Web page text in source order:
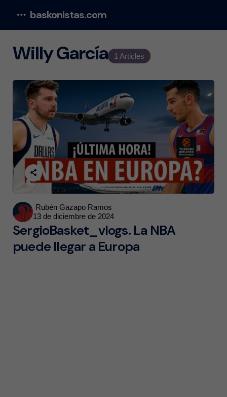
baskonistas.com
1 Articles
Willy García
Posted
by
Rubén Gazapo Ramos
13 de diciembre de 2024
SergioBasket_vlogs. La NBA
puede llegar a Europa